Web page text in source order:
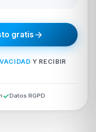
gratis
Y RECIBIR
Datos RGPD